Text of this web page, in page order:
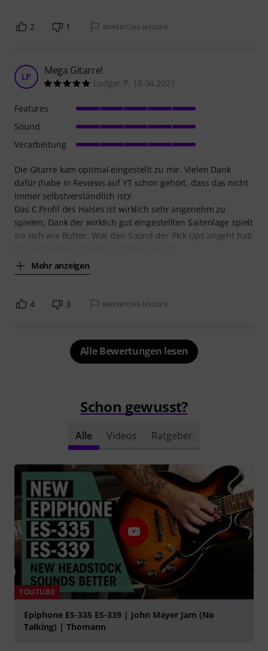
2 1 BEWERTUNG MELDEN
LP Mega Gitarre!
Ludger P. 18.04.2021
Die Gitarre kam optimal eingestellt zu mir. Vielen Dank
dafür (habe in Reviews auf YT schon gehört, dass das nicht
immer selbstverständlich ist)!
Das C Profil des Halses ist wirklich sehr angenehm zu
spielen. Dank der wirklich gut eingestellten Saitenlage spielt
sie sich wie Butter. Was den Sound der Pick Ups angeht hab
Mehr anzeigen
Features
Sound
Verarbeitung
4 3 BEWERTUNG MELDEN
Alle Bewertungen lesen
Schon gewusst?
Alle Videos Ratgeber
YOUTUBE
Epiphone ES-335 ES-339 | John Mayer Jam (No
Talking) | Thomann